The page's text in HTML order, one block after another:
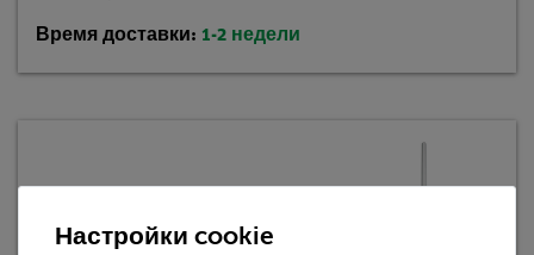
Время доставки: 1-2 недели
Настройки cookie